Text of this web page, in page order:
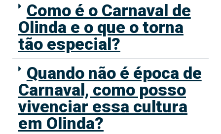
Como é o Carnaval de
Olinda e o que o torna
tão especial?
Quando não é época de
Carnaval, como posso
vivenciar essa cultura
em Olinda?